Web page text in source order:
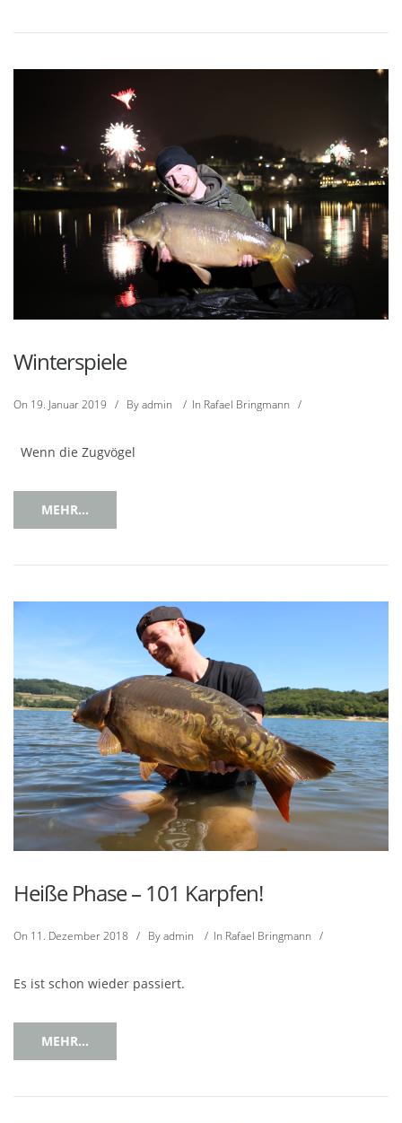
Winterspiele
On 19. Januar 2019 / Byadmin / In Rafael Bringmann /
Wenn die Zugvögel
MEHR...
Heiße Phase – 101 Karpfen!
On 11. Dezember 2018 / Byadmin / In Rafael Bringmann /
Es ist schon wieder passiert.
MEHR...